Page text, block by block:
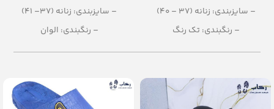
– سایزبندی: زنانه (37 – 40)
– رنگبندی: تک رنگ
(مشکی -سبز - قرمز)
– جنس: PU
– سایزبندی: زنانه (37– 41)
– رنگبندی: الوان
– تعداد در کارتن: 28جفت